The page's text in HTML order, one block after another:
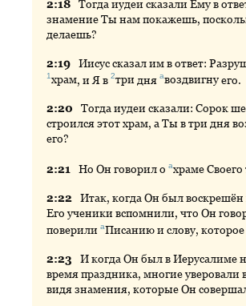
2:18 Тогда иудеи сказали Ему в
знамение Ты нам покажешь,
делаешь?
2:19 Иисуссказал им в ответ:
1храм, и Я в2три дняавоздвигнуего.
2:20 Тогдаиудеи сказали: Сорок
строился этот храм, а Ты в три дня
его?
2:21 Но Он говорил оахрамеСвоего
2:22 Итак, когда Он был
Его ученики вспомнили, что Он
поверилиаПисаниюи слову,
2:23 Икогда Он был в Иерусалиме
время праздника, многие уверовали
видя знамения, которые Он